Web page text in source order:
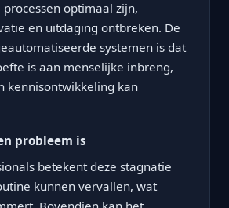
optimaal zijn,
en uitdaging ontbreken. De
systemen is dat
is aan menselijke inbreng,
kennisontwikkeling kan
probleem is
betekent deze stagnatie
kunnen vervallen, wat